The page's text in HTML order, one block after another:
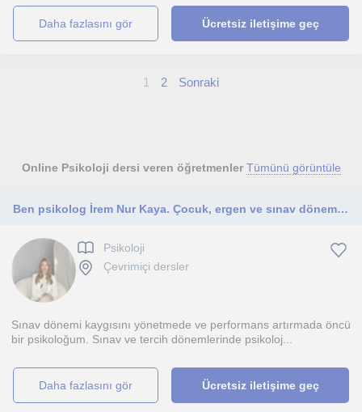
daha fazlasını gör Ücretsiz iletişime geç
1 2 Sonraki
Online Psikoloji dersi veren öğretmenler Tümünü görüntüle
Ben psikolog İrem Nur Kaya. Çocuk, ergen ve sınav dönemindeki ögrencilerle çalışıyorum
Psikoloji
Çevrimiçi dersler
Sınav dönemi kaygısını yönetmede ve performans artırmada öncü
bir psikoloğum. Sınav ve tercih dönemlerinde psikoloj...
daha fazlasını gör Ücretsiz iletişime geç